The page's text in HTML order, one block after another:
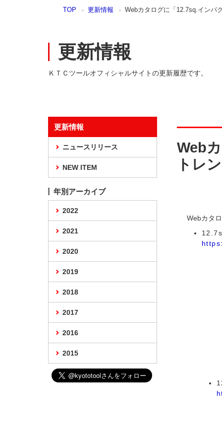
TOP 更新情報 Webカタログに「12.7sq.インパ
更新情報
ＫＴＣツールオフィシャルサイトの更新履歴です。
Web
トレ
Webカタ
更新情報
ニュースリリース
NEW ITEM
年別アーカイブ
2022
2021
2020
2019
2018
2017
2016
2015